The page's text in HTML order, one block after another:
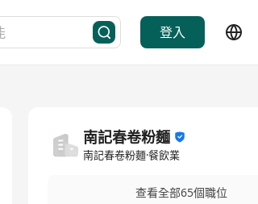
登入
南記春卷粉麵
南記春卷粉麵·餐飲業
查看全部65個職位